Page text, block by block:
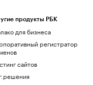
продукты РБК
для бизнеса
регистратор
сайтов